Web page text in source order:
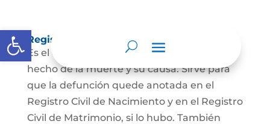
Abrir barra de herramientas
Registro Civil de Defunción
Es el documento público que prueba el
hecho de la muerte y su causa. Sirve para
que la defunción quede anotada en el
Registro Civil de Nacimiento y en el Registro
Civil de Matrimonio, si lo hubo. También